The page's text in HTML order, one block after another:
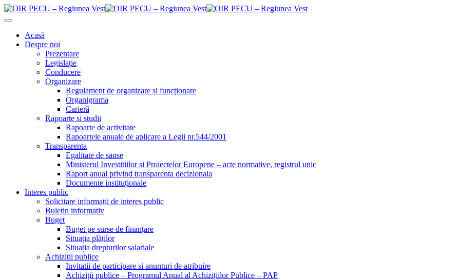
Acasă
Despre noi
Prezentare
Legislație
Conducere
Organizare
Regulament de organizare și funcționare
Organigrama
Carieră
Rapoarte si studii
Rapoarte de activitate
Rapoartele anuale de aplicare a Legii nr.544/2001
Transparenta
Egalitate de sanse
Ministerul Investitiilor si Proiectelor Europene – acte normative, registrul unic
Raport anual privind transparenta decizionala
Documente instituționale
Interes public
Solicitare informații de interes public
Buletin informativ
Buget
Buget pe surse de finanțare
Situația plăților
Situația drepturilor salariale
Achizitii publice
Invitatii de participare si anunturi de atribuire
Achiziții publice – Programul Anual al Achizițiilor Publice – PAP